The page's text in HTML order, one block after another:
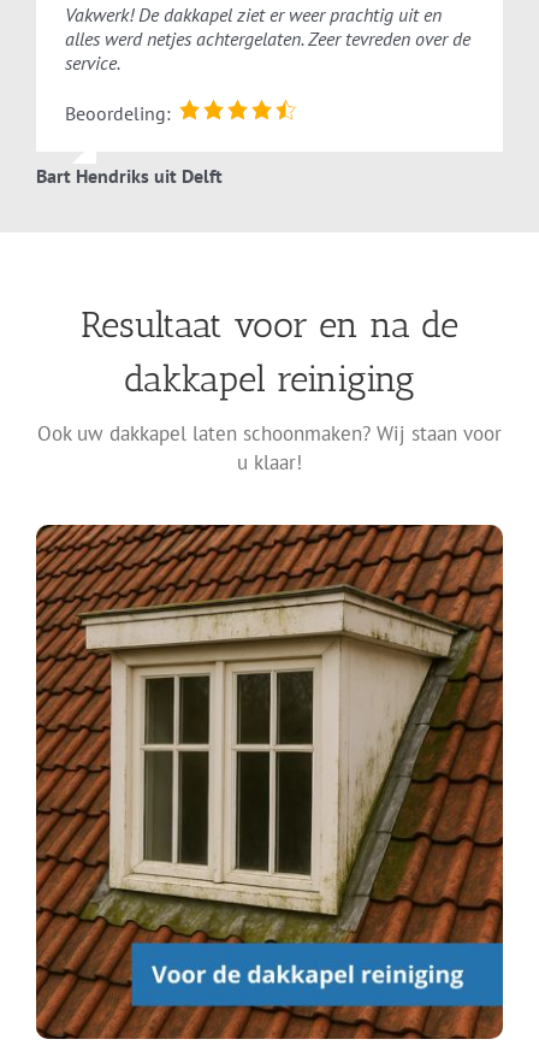
Vakwerk! De dakkapel ziet er weer prachtig uit en
alles werd netjes achtergelaten. Zeer tevreden over de
service.
Beoordeling:
Bart Hendriks uit Delft
Resultaat voor en na de
dakkapel reiniging
Ook uw dakkapel laten schoonmaken? Wij staan voor
u klaar!